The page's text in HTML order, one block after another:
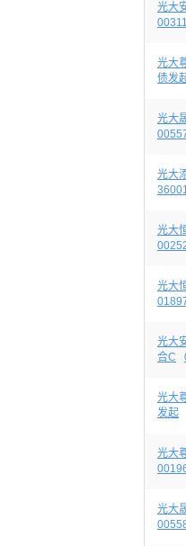
光大
光大
债发
光大
光大
光大
光大
光大
合C
光大
发起
光大
光大